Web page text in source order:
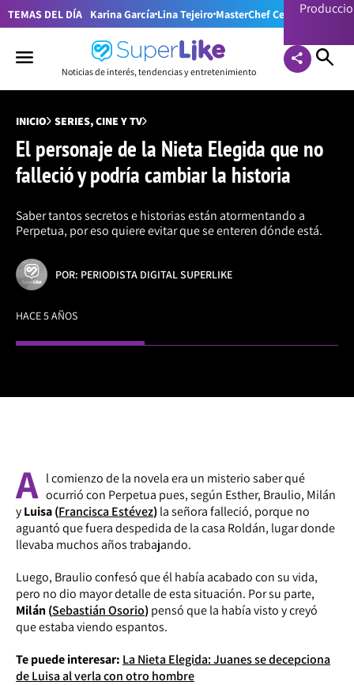
TEMAS DEL DÍA Karina García Lina Tejeiro MasterChef Celebrity
Noticias de interés, tendencias y entretenimiento
INICIO SERIES, CINE Y TV
El personaje de la Nieta Elegida que no
falleció y podría cambiar la historia
Saber tantos secretos e historias están atormentando a
Perpetua, por eso quiere evitar que se enteren dónde está.
POR: PERIODISTA DIGITAL SUPERLIKE
HACE 5 AÑOS
A l comienzo de la novela era un misterio saber qué
ocurrió con Perpetua pues, según Esther, Braulio, Milán
yLuisa (Francisca Estévez)la señora falleció, porque no
aguantó que fuera despedida de la casa Roldán, lugar donde
llevaba muchos años trabajando.
Luego, Braulio confesó que él había acabado con su vida,
pero no dio mayor detalle de esta situación. Por su parte,
Milán (Sebastián Osorio)pensó que la había visto y creyó
que estaba viendo espantos.
Te puede interesar: La Nieta Elegida: Juanes se decepciona
de Luisa al verla con otro hombre